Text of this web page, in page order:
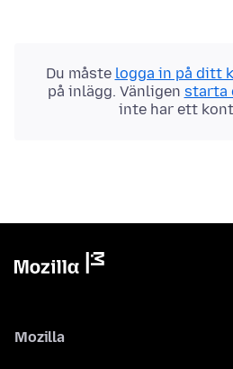
Du måste logga in på ditt
på inlägg. Vänligen starta
inte har ett
Mozilla